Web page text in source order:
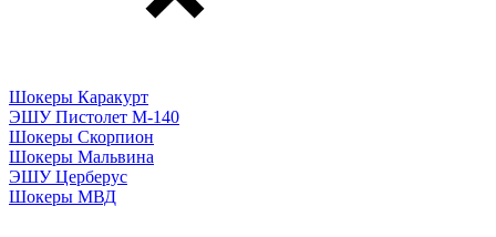
Шокеры Каракурт
ЭШУ Пистолет М-140
Шокеры Скорпион
Шокеры Мальвина
ЭШУ Церберус
Шокеры МВД